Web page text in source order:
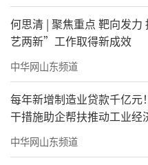
何思清 | 聚焦重点 靶向发
艺两新”工作取得新成效
中华网山东频道
每年新增制造业贷款千亿元
干措施助企帮扶推动工业经
中华网山东频道